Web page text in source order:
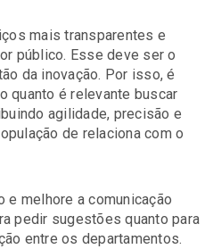
mais transparentes e
público. Esse deve ser o
da inovação. Por isso, é
quanto é relevante buscar
agilidade, precisão e
de relaciona com o
e melhore a comunicação
pedir sugestões quanto para
entre os departamentos.